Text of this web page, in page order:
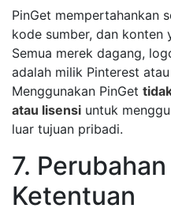
PinGet mempertahankan
kode sumber, dan konten
Semua merek dagang,
adalah milik Pinterest
Menggunakan PinGet
atau lisensi untuk
luar tujuan pribadi.
7.
Ketentuan